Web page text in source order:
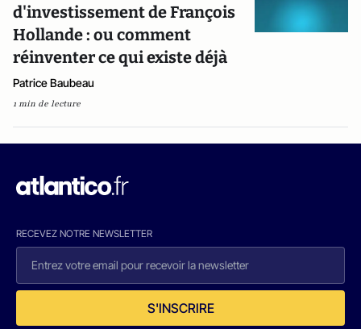
d'investissement de François
Hollande : ou comment
réinventer ce qui existe déjà
Patrice Baubeau
1 min de lecture
RECEVEZ NOTRE NEWSLETTER
S'INSCRIRE